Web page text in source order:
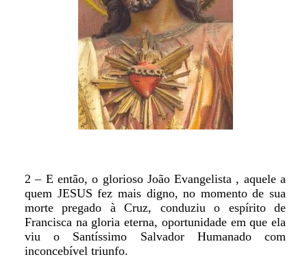
2 – E então, o glorioso João Evangelista , aquele a
quem JESUS fez mais digno, no momento de sua
morte pregado à Cruz, conduziu o espírito de
Francisca na gloria eterna, oportunidade em que ela
viu o Santíssimo Salvador Humanado com
inconcebível triunfo.